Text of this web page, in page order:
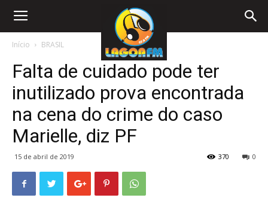
Início BRASIL
Falta de cuidado pode ter
inutilizado prova encontrada
na cena do crime do caso
Marielle, diz PF
15 de abril de 2019 0
370